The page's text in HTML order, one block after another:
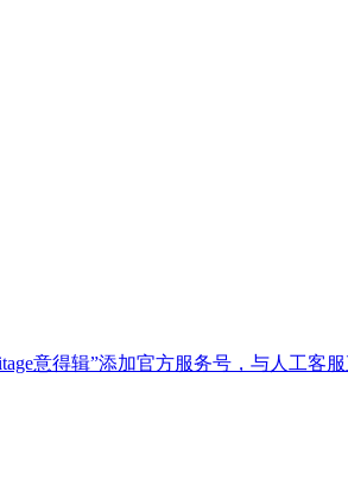
意得辑”添加官方服务号，与人工客服